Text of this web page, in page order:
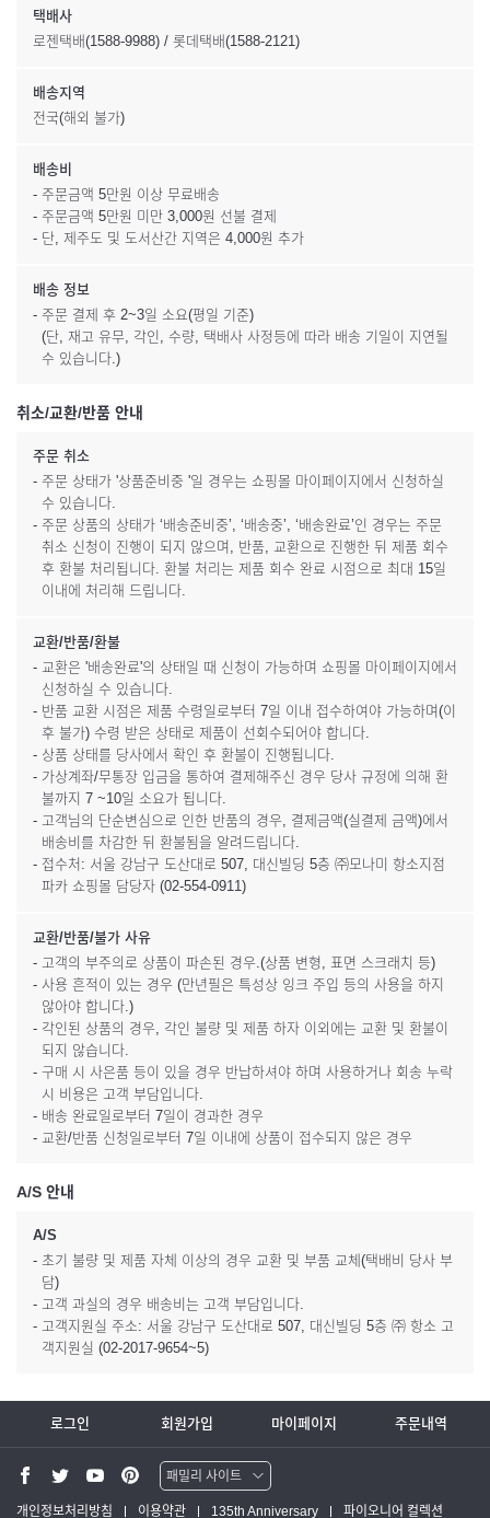
택배사
로젠택배(1588-9988) / 롯데택배(1588-2121)
배송지역
전국(해외 불가)
배송비
- 주문금액 5만원 이상 무료배송
- 주문금액 5만원 미만 3,000원 선불 결제
- 단, 제주도 및 도서산간 지역은 4,000원 추가
배송 정보
- 주문 결제 후 2~3일 소요(평일 기준)
(단, 재고 유무, 각인, 수량, 택배사 사정등에 따라 배송 기일이 지연될
수 있습니다.)
취소/교환/반품 안내
주문 취소
- 주문 상태가 '상품준비중 '일 경우는 쇼핑몰 마이페이지에서 신청하실
수 있습니다.
- 주문 상품의 상태가 ‘배송준비중’, ‘배송중’, ‘배송완료’인 경우는 주문
취소 신청이 진행이 되지 않으며, 반품, 교환으로 진행한 뒤 제품 회수
후 환불 처리됩니다. 환불 처리는 제품 회수 완료 시점으로 최대 15일
이내에 처리해 드립니다.
교환/반품/환불
- 교환은 '배송완료'의 상태일 때 신청이 가능하며 쇼핑몰 마이페이지에서
신청하실 수 있습니다.
- 반품 교환 시점은 제품 수령일로부터 7일 이내 접수하여야 가능하며(이
후 불가) 수령 받은 상태로 제품이 선회수되어야 합니다.
- 상품 상태를 당사에서 확인 후 환불이 진행됩니다.
- 가상계좌/무통장 입금을 통하여 결제해주신 경우 당사 규정에 의해 환
불까지 7 ~10일 소요가 됩니다.
- 고객님의 단순변심으로 인한 반품의 경우, 결제금액(실결제 금액)에서
배송비를 차감한 뒤 환불됨을 알려드립니다.
- 접수처: 서울 강남구 도산대로 507, 대신빌딩 5층 ㈜모나미 항소지점
파카 쇼핑몰 담당자 (02-554-0911)
교환/반품/불가 사유
- 고객의 부주의로 상품이 파손된 경우.(상품 변형, 표면 스크래치 등)
- 사용 흔적이 있는 경우 (만년필은 특성상 잉크 주입 등의 사용을 하지
않아야 합니다.)
- 각인된 상품의 경우, 각인 불량 및 제품 하자 이외에는 교환 및 환불이
되지 않습니다.
- 구매 시 사은품 등이 있을 경우 반납하셔야 하며 사용하거나 회송 누락
시 비용은 고객 부담입니다.
- 배송 완료일로부터 7일이 경과한 경우
- 교환/반품 신청일로부터 7일 이내에 상품이 접수되지 않은 경우
A/S 안내
A/S
- 초기 불량 및 제품 자체 이상의 경우 교환 및 부품 교체(택배비 당사 부
담)
- 고객 과실의 경우 배송비는 고객 부담입니다.
- 고객지원실 주소: 서울 강남구 도산대로 507, 대신빌딩 5층 ㈜ 항소 고
객지원실 (02-2017-9654~5)
로그인 회원가입 마이페이지 주문내역
패밀리 사이트
워터맨 쇼핑몰
개인정보처리방침 이용약관 135th Anniversary 파이오니어 컬렉션